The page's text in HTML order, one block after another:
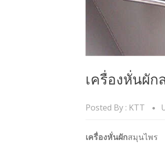
เครื่องหั่นผัก
Posted By : KTT
เครื่องหั่นผักสมุนไพร